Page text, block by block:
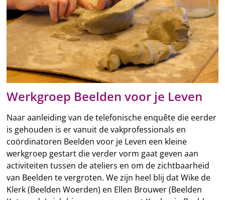
Werkgroep Beelden voor je Leven
Naar aanleiding van de telefonische enquête die eerder
is gehouden is er vanuit de vakprofessionals en
coördinatoren Beelden voor je Leven een kleine
werkgroep gestart die verder vorm gaat geven aan
activiteiten tussen de ateliers en om de zichtbaarheid
van Beelden te vergroten. We zijn heel blij dat Wike de
Klerk (Beelden Woerden) en Ellen Brouwer (Beelden